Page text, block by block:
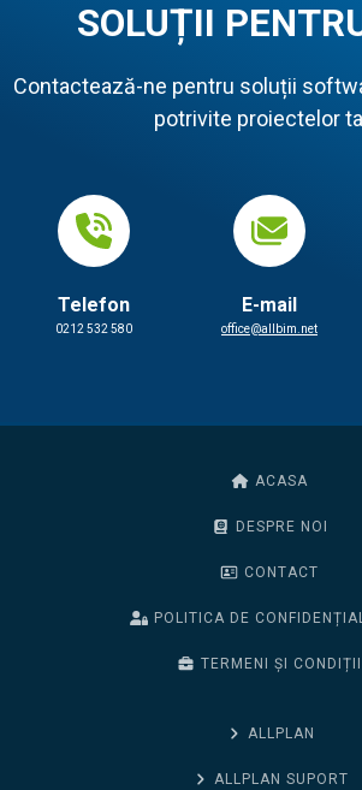
SOLUȚII
Contactează-ne pentru soluții
potrivite proiectelor
Telefon
0212 532 580
E-mail
office@allbim.net
ACASA
DESPRE NOI
CONTACT
POLITICA DE
TERMENI ȘI CONDIȚII
ALLPLAN
ALLPLAN SUPORT